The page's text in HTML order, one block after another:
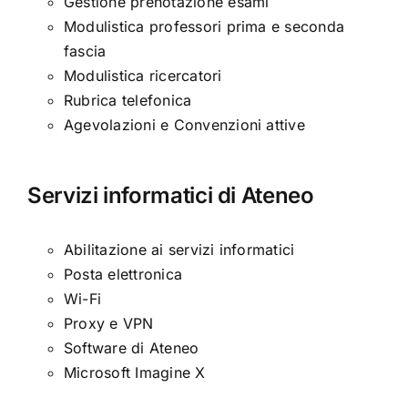
Modulistica professori prima e seconda
fascia
Modulistica ricercatori
Rubrica telefonica
Agevolazioni e Convenzioni attive
Servizi informatici di Ateneo
Abilitazione ai servizi informatici
Posta elettronica
Wi-Fi
Proxy e VPN
Software di Ateneo
Microsoft Imagine X